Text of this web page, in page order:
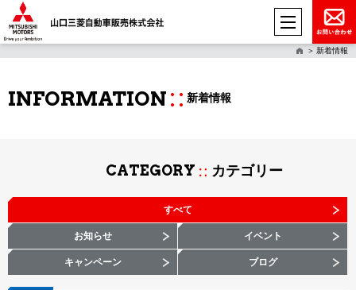
新着情報
INFORMATION 新着情報
CATEGORY カテゴリー
すべて
お知らせ イベント
キャンペーン ブログ